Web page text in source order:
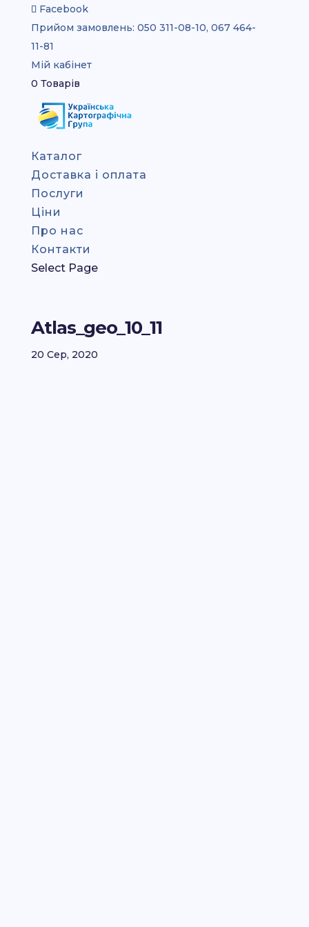
Facebook
Прийом замовлень: 050 311-08-10, 067 464-
11-81
Мій кабінет
0 Товарів
Каталог
Доставка і оплата
Послуги
Ціни
Про нас
Контакти
Select Page
Atlas_geo_10_11
20 Сер, 2020